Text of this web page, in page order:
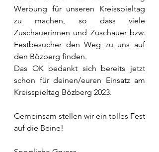
Werbung für unseren Kreisspieltag
zu machen, so dass viele
Zuschauerinnen und Zuschauer bzw.
Festbesucher den Weg zu uns auf
den Bözberg finden.
Das OK bedankt sich bereits jetzt
schon für deinen/euren Einsatz am
Kreisspieltag Bözberg 2023.
Gemeinsam stellen wir ein tolles Fest
auf die Beine!